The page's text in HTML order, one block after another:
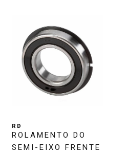
RD
ROLAMENTO DO
SEMI-EIXO FRENTE